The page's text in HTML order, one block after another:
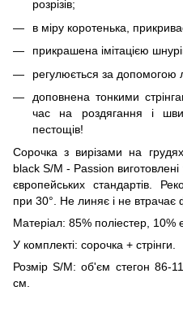
розрізів;
в міру коротенька,
прикрашена імітацією
регулюється за допомогою
доповнена тонкими
час на роздягання і
пестощів!
Сорочка з вирізами на
black S/M - Passion
європейських стандартів.
при 30°. Не линяє і не втрачає
Матеріал: 85% поліестер, 10%
У комплекті: сорочка + стрінги.
Розмір S/M: об'єм стегон 86-
см.